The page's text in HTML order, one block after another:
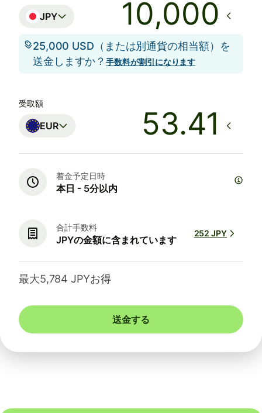
JPY
25,000 USD（または別通貨の相当額）を
送金しますか？手数料が割引になります
受取額
EUR
着金予定日時
本日 - 5分以内
合計手数料
JPYの金額に含まれています
252 JPY
最大5,784 JPYお得
送金する